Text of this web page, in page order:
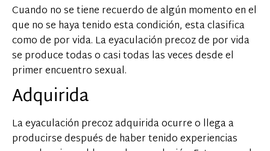
Cuando no se tiene recuerdo de algún momento en el
que no se haya tenido esta condición, esta clasifica
como de por vida. La eyaculación precoz de por vida
se produce todas o casi todas las veces desde el
primer encuentro sexual.
Adquirida
La eyaculación precoz adquirida ocurre o llega a
producirse después de haber tenido experiencias